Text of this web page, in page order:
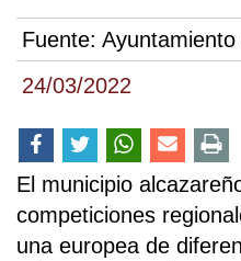
24/03/2022
Fuente:
El municipio
competiciones
una europea de